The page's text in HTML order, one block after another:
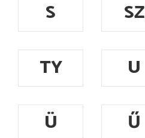
S
SZ
TY
U
Ü
Ű